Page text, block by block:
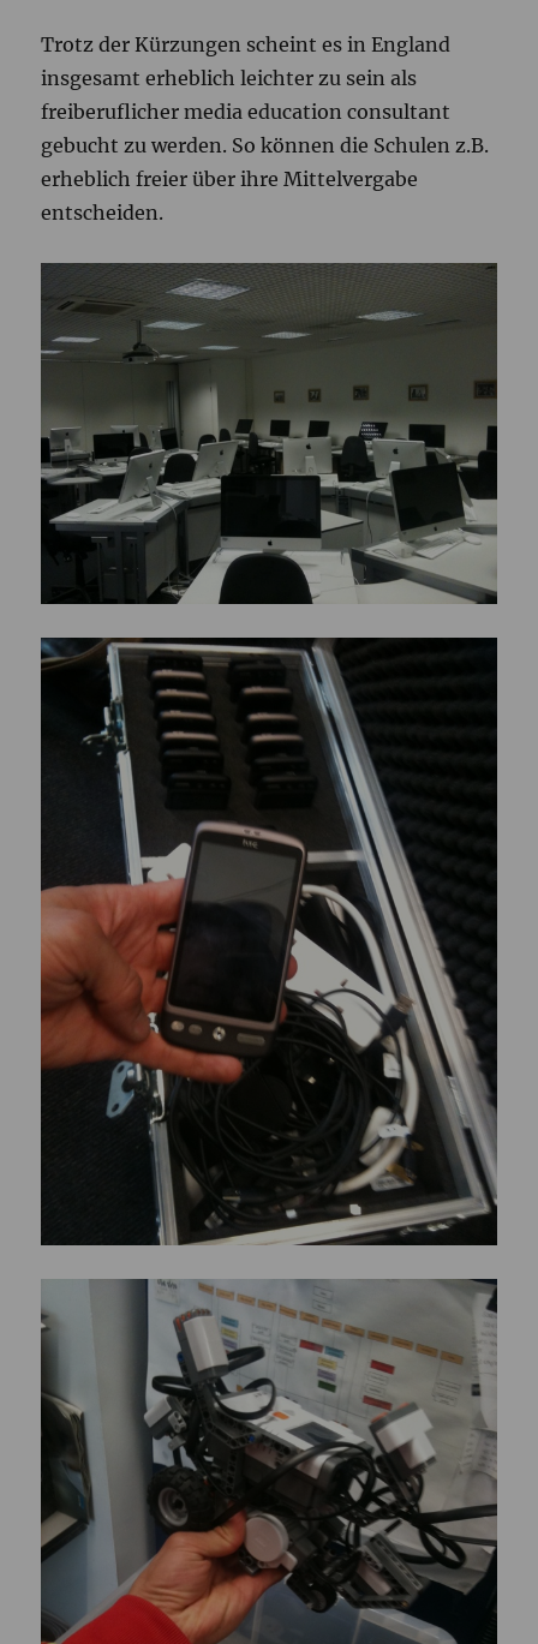
Trotz der Kürzungen scheint es in England
insgesamt erheblich leichter zu sein als
freiberuflicher media education consultant
gebucht zu werden. So können die Schulen z.B.
erheblich freier über ihre Mittelvergabe
entscheiden.